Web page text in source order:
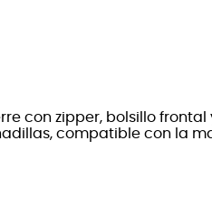
con zipper, bolsillo frontal
compatible con la